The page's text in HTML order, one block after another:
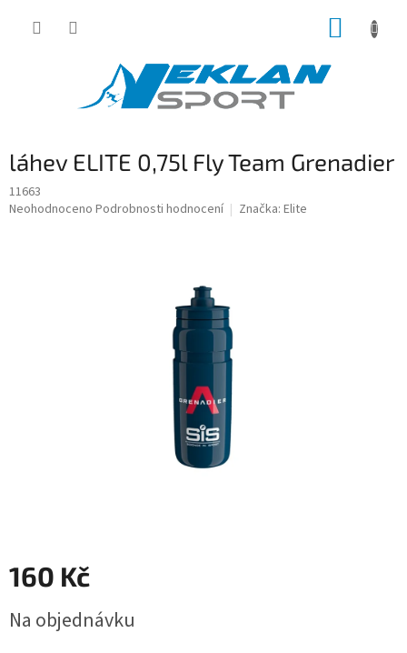
láhev ELITE 0,75l Fly Team Grenadier
11663
Průměrné
Neohodnoceno Podrobnosti hodnocení Značka: Elite
160 Kč
cena:
Na objednávku